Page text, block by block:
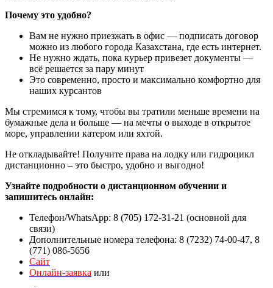
Почему это удобно?
Вам не нужно приезжать в офис — подписать договор
можно из любого города Казахстана, где есть интернет.
Не нужно ждать, пока курьер привезет документы —
всё решается за пару минут
Это современно, просто и максимально комфортно для
наших курсантов
Мы стремимся к тому, чтобы вы тратили меньше времени на
бумажные дела и больше — на мечты о выходе в открытое
море, управлении катером или яхтой.
Не откладывайте! Получите права на лодку или гидроцикл
дистанционно – это быстро, удобно и выгодно!
Узнайте подробности о дистанционном обучении и
запишитесь онлайн:
Телефон/WhatsApp: 8 (705) 172-31-21 (основной для
связи)
Дополнительные номера телефона: 8 (7232) 74-00-47, 8
(771) 086-5656
Сайт
Онлайн-заявка или